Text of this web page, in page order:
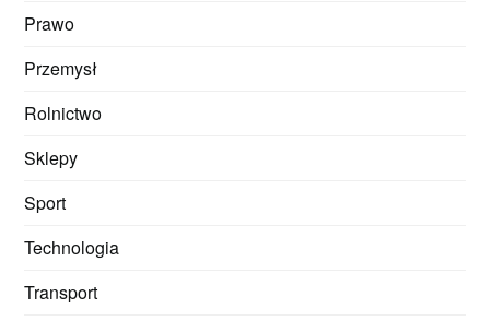
Prawo
Przemysł
Rolnictwo
Sklepy
Sport
Technologia
Transport